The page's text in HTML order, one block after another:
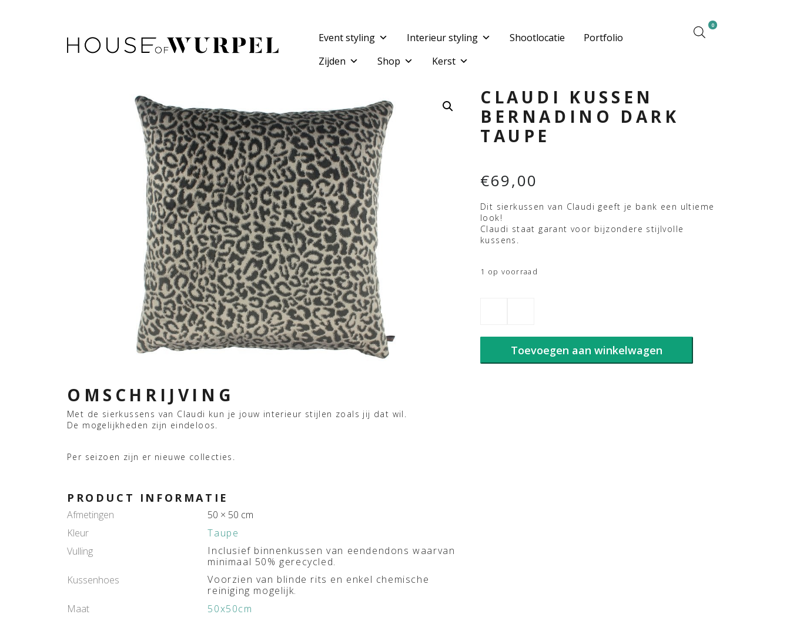
Event styling Interieur styling Shootlocatie
Portfolio
Zijden
Shop Kerst
0
CLAUDI KUSSEN
BERNADINO DARK
TAUPE
€69,00
Dit sierkussen van Claudi geeft je bank een ultieme
look!
Claudi staat garant voor bijzondere stijlvolle
kussens.
1 op voorraad
aantal
Toevoegen aan winkelwagen
OMSCHRIJVING
Met de sierkussens van Claudi kun je jouw interieur stijlen zoals jij dat wil.
De mogelijkheden zijn eindeloos.
Per seizoen zijn er nieuwe collecties.
PRODUCT INFORMATIE
Afmetingen
50 × 50 cm
Kleur
Taupe
Vulling
Inclusief binnenkussen van eendendons waarvan
minimaal 50% gerecycled.
Kussenhoes
Voorzien van blinde rits en enkel chemische
reiniging mogelijk.
Maat
50x50cm